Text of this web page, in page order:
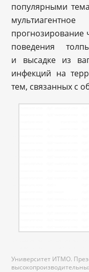
популярными
прогнозирование
поведения
и высадке из
инфекций на
тем, связанных с
Университет ИТМО.